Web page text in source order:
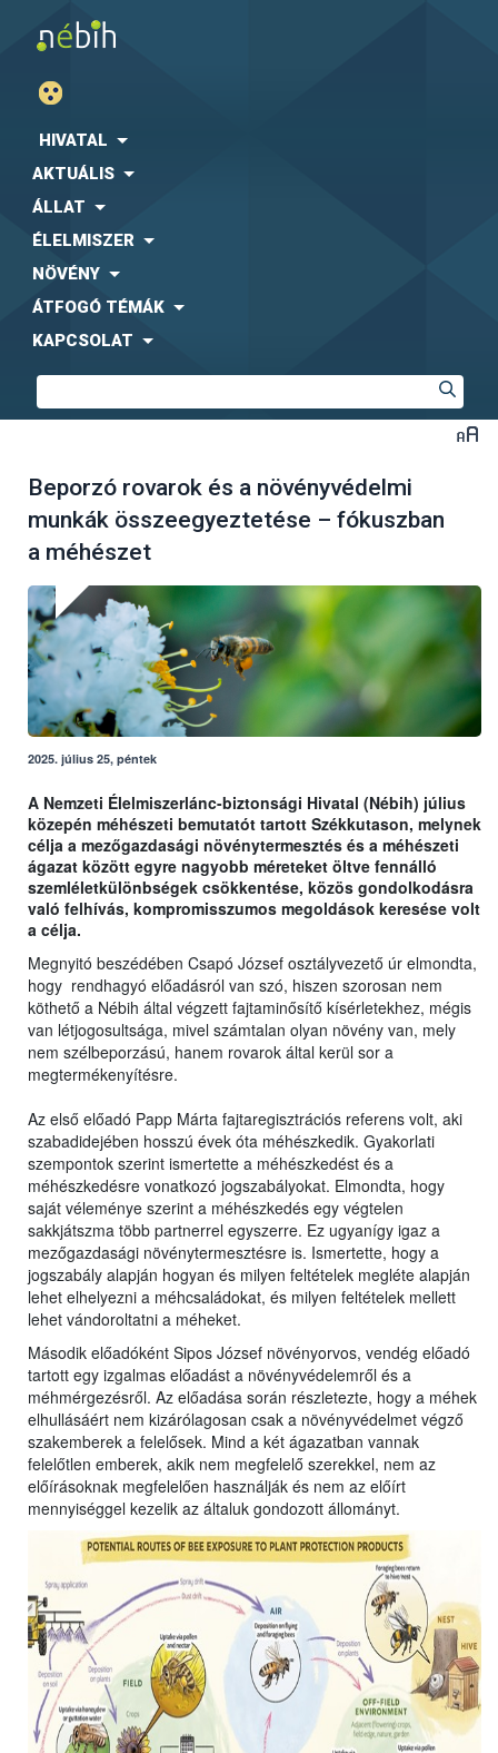
HIVATAL
AKTUÁLIS
ÁLLAT
ÉLELMISZER
NÖVÉNY
ÁTFOGÓ TÉMÁK
KAPCSOLAT
Beporzó rovarok és a növényvédelmi
munkák összeegyeztetése – fókuszban
a méhészet
2025. július 25, péntek
A Nemzeti Élelmiszerlánc-biztonsági Hivatal (Nébih) július
közepén méhészeti bemutatót tartott Székkutason, melynek
célja a mezőgazdasági növénytermesztés és a méhészeti
ágazat között egyre nagyobb méreteket öltve fennálló
szemléletkülönbségek csökkentése, közös gondolkodásra
való felhívás, kompromisszumos megoldások keresése volt
a célja.
Megnyitó beszédében Csapó József osztályvezető úr elmondta,
hogy rendhagyó előadásról van szó, hiszen szorosan nem
köthető a Nébih által végzett fajtaminősítő kísérletekhez, mégis
van létjogosultsága, mivel számtalan olyan növény van, mely
nem szélbeporzású, hanem rovarok által kerül sor a
megtermékenyítésre.
Az első előadó Papp Márta fajtaregisztrációs referens volt, aki
szabadidejében hosszú évek óta méhészkedik. Gyakorlati
szempontok szerint ismertette a méhészkedést és a
méhészkedésre vonatkozó jogszabályokat. Elmondta, hogy
saját véleménye szerint a méhészkedés egy végtelen
sakkjátszma több partnerrel egyszerre. Ez ugyanígy igaz a
mezőgazdasági növénytermesztésre is. Ismertette, hogy a
jogszabály alapján hogyan és milyen feltételek megléte alapján
lehet elhelyezni a méhcsaládokat, és milyen feltételek mellett
lehet vándoroltatni a méheket.
Második előadóként Sipos József növényorvos, vendég előadó
tartott egy izgalmas előadást a növényvédelemről és a
méhmérgezésről. Az előadása során részletezte, hogy a méhek
elhullásáért nem kizárólagosan csak a növényvédelmet végző
szakemberek a felelősek. Mind a két ágazatban vannak
felelőtlen emberek, akik nem megfelelő szerekkel, nem az
előírásoknak megfelelően használják és nem az előírt
mennyiséggel kezelik az általuk gondozott állományt.